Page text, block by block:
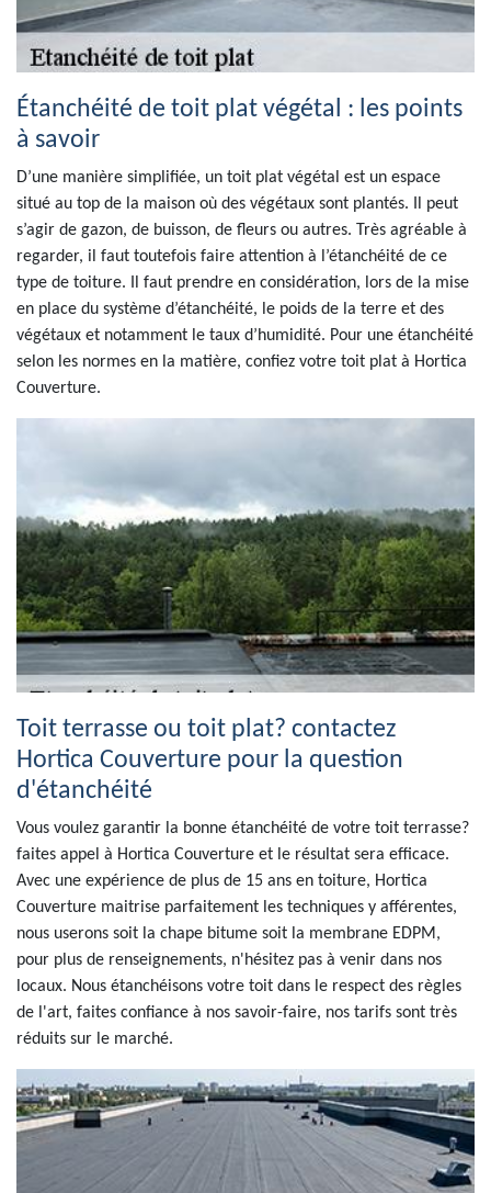
Étanchéité de toit plat végétal : les points
à savoir
D’une manière simplifiée, un toit plat végétal est un espace
situé au top de la maison où des végétaux sont plantés. Il peut
s’agir de gazon, de buisson, de fleurs ou autres. Très agréable à
regarder, il faut toutefois faire attention à l’étanchéité de ce
type de toiture. Il faut prendre en considération, lors de la mise
en place du système d’étanchéité, le poids de la terre et des
végétaux et notamment le taux d’humidité. Pour une étanchéité
selon les normes en la matière, confiez votre toit plat à Hortica
Couverture.
Toit terrasse ou toit plat? contactez
Hortica Couverture pour la question
d'étanchéité
Vous voulez garantir la bonne étanchéité de votre toit terrasse?
faites appel à Hortica Couverture et le résultat sera efficace.
Avec une expérience de plus de 15 ans en toiture, Hortica
Couverture maitrise parfaitement les techniques y afférentes,
nous userons soit la chape bitume soit la membrane EDPM,
pour plus de renseignements, n'hésitez pas à venir dans nos
locaux. Nous étanchéisons votre toit dans le respect des règles
de l'art, faites confiance à nos savoir-faire, nos tarifs sont très
réduits sur le marché.